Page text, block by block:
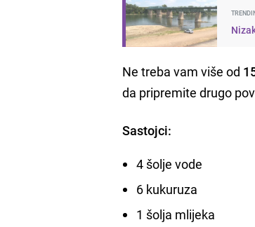
Ne treba vam više od
da pripremite drugo
Sastojci:
4 šolje vode
6 kukuruza
1 šolja mlijeka